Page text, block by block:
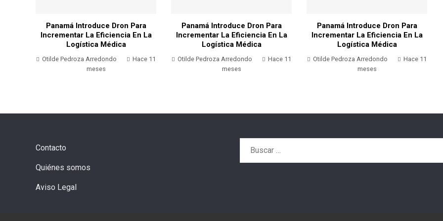
Panamá Introduce Dron Para
Incrementar La Eficiencia En La
Logística Médica
Otilde Pedroza Arredondo
Hace 11
meses
Panamá Introduce Dron Para
Incrementar La Eficiencia En La
Logística Médica
Otilde Pedroza Arredondo
Hace 11
meses
Panamá Introduce Dron Para
Incrementar La Eficiencia En La
Logística Médica
Otilde Pedroza Arredondo
Hace 11
meses
Contacto
Quiénes somos
Aviso Legal